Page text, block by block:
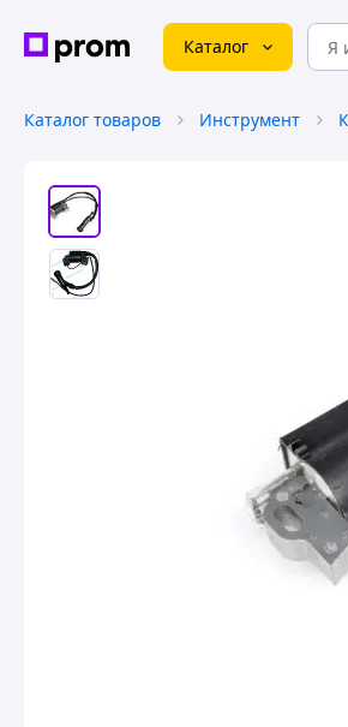
Каталог
Каталог товаров Инструмент